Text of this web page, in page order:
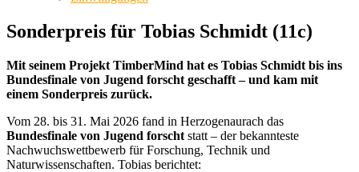
Sonderpreis für Tobias Schmidt (11c)
Mit seinem Projekt TimberMind hat es Tobias Schmidt bis ins
Bundesfinale von Jugend forscht geschafft – und kam mit
einem Sonderpreis zurück.
Vom 28. bis 31. Mai 2026 fand in Herzogenaurach das
Bundesfinale von Jugend forscht statt – der bekannteste
Nachwuchswettbewerb für Forschung, Technik und
Naturwissenschaften. Tobias berichtet: